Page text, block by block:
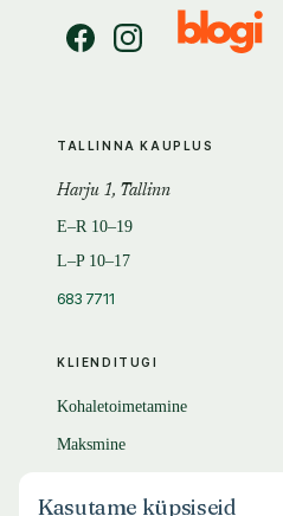
KLIENDITUGI
Kohaletoimetamine
Maksmine
TALLINNA KAUPLUS
Harju 1, Tallinn
E–R 10–19
L–P 10–17
683 7711
Kasutame küpsiseid